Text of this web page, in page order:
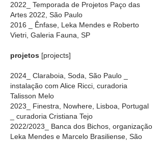
2022_ Temporada de Projetos Paço das
Artes 2022, São Paulo
2016 _ Ênfase, Leka Mendes e Roberto
Vietri, Galeria Fauna, SP
projetos [projects]
2024_ Claraboia, Soda, São Paulo _
instalação com Alice Ricci, curadoria
Talisson Melo
2023_ Finestra, Nowhere, Lisboa, Portugal
_ curadoria Cristiana Tejo
2022/2023_ Banca dos Bichos, organização
Leka Mendes e Marcelo Brasiliense, São